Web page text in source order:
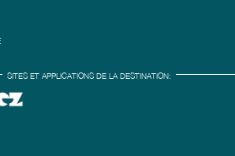
SITES ET APPLICATIONS DE LA DESTINATION: